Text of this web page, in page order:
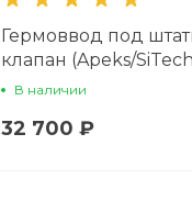
Гермоввод под
клапан (Apeks/
Два выхода
В наличии
32 700 ₽